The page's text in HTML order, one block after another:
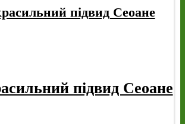
підвид Сеоане
підвид Сеоане